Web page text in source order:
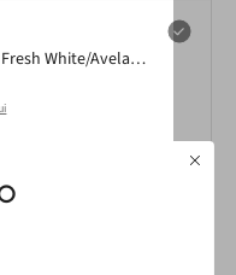
White/Avela